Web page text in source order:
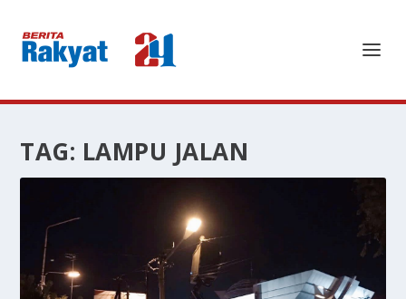
TAG: LAMPU JALAN